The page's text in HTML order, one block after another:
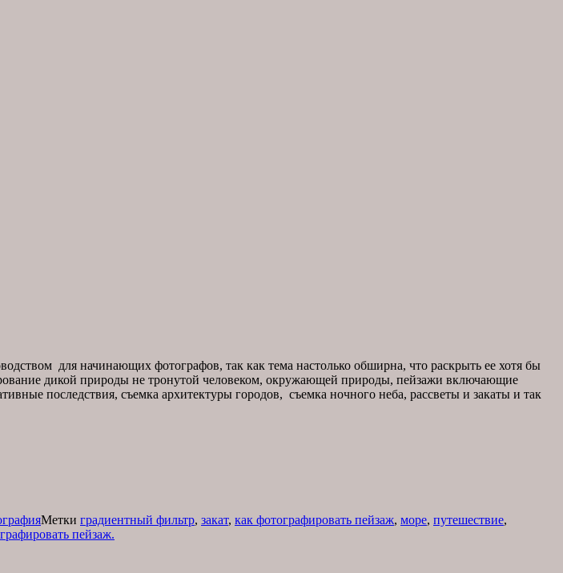
для начинающих фотографов, так как тема настолько обширна, что раскрыть ее хотя бы
дикой природы не тронутой человеком, окружающей природы, пейзажи включающие
последствия, съемка архитектуры городов, съемка ночного неба, рассветы и закаты и так
Метки градиентный фильтр, закат, как фотографировать пейзаж, море, путешествие,
пейзаж.